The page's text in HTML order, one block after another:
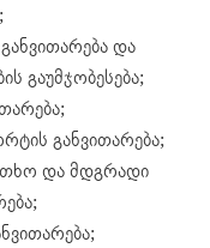
და
გაუმჯობესება;
განვითარება;
და მდგრადი